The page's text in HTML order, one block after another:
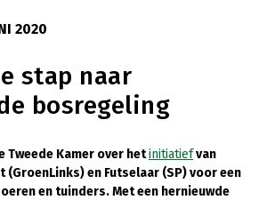
2020
stap naar
bosregeling
Tweede Kamer over hetinitiatiefvan
(GroenLinks) en Futselaar (SP) voor een
en tuinders. Met een hernieuwde